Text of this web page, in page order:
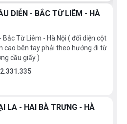
DIỄN - BẮC TỪ LIÊM - HÀ
Bắc Từ Liêm - Hà Nội ( đối diện cột
cao bên tay phải theo hướng đi từ
cầu giấy )
LA - HAI BÀ TRƯNG - HÀ